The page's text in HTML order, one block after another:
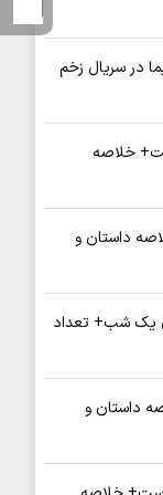
در سریال زخم
خلاصه
داستان و
یک شب+ تعداد
داستان و